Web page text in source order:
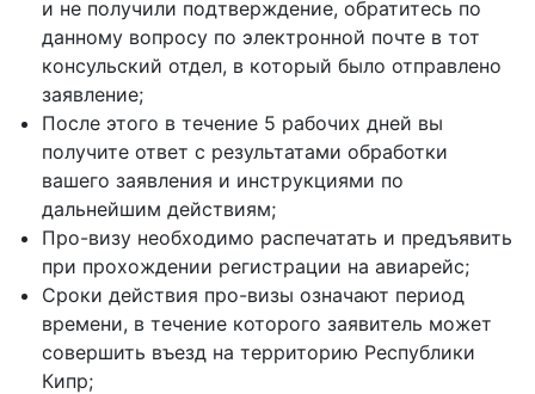
и не получили подтверждение, обратитесь по
данному вопросу по электронной почте в тот
консульский отдел, в который было отправлено
заявление;
После этого в течение 5 рабочих дней вы
получите ответ с результатами обработки
вашего заявления и инструкциями по
дальнейшим действиям;
Про-визу необходимо распечатать и предъявить
при прохождении регистрации на авиарейс;
Сроки действия про-визы означают период
времени, в течение которого заявитель может
совершить въезд на территорию Республики
Кипр;